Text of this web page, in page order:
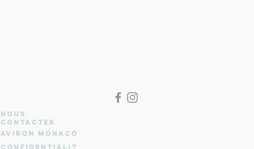
NOUS
CONTACTER
Aviron Monaco
Confidentialit